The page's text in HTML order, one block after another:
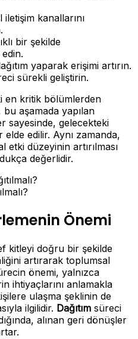
kanallarını
bir şekilde
yaparak erişimi artırın.
sürekli geliştirin.
en kritik bölümlerden
bu aşamada yapılan
sayesinde, gelecekteki
elde edilir. Aynı zamanda,
etki düzeyinin artırılması
değerlidir.
Önemi
kitleyi doğru bir şekilde
artırarak toplumsal
önemi, yalnızca
ihtiyaçlarını anlamakla
ulaşma şeklinin de
ilgilidir. Dağıtım süreci
alınan geri dönüşler